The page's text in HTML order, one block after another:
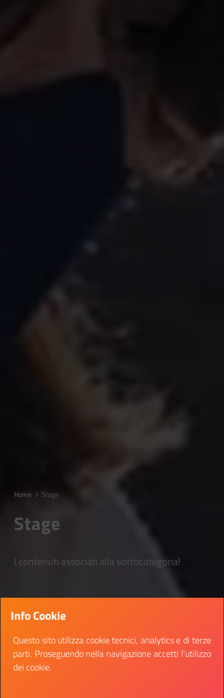
Home / Stage
Stage
I contenuti associati alla sottocategoria!
Info Cookie
Questo sito utilizza cookie tecnici, analytics e di terze
parti. Proseguendo nella navigazione accetti l’utilizzo
dei cookie.